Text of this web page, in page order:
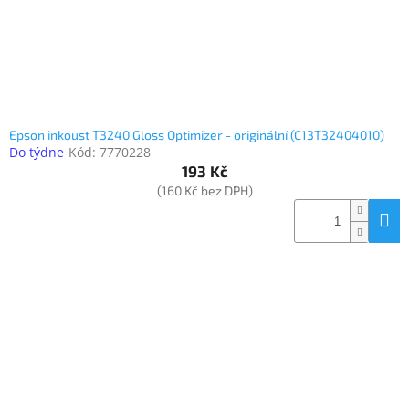
Epson inkoust T3240 Gloss Optimizer - originální (C13T32404010)
Do týdne Kód: 7770228
193 Kč
(160 Kč bez DPH)